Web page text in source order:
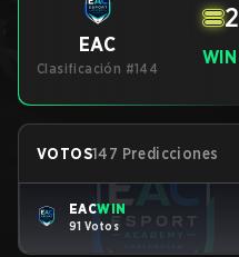
EAC
Clasificación #144
WIN
2
VOTOS147 Predicciones
EACWIN
91 Votos